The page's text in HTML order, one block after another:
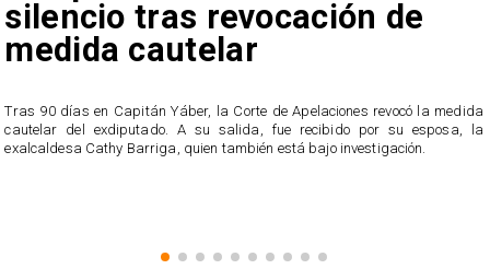
silencio tras revocación de
medida cautelar
Tras 90 días en Capitán Yáber, la Corte de Apelaciones revocó la medida
cautelar del exdiputado. A su salida, fue recibido por su esposa, la
exalcaldesa Cathy Barriga, quien también está bajo investigación.